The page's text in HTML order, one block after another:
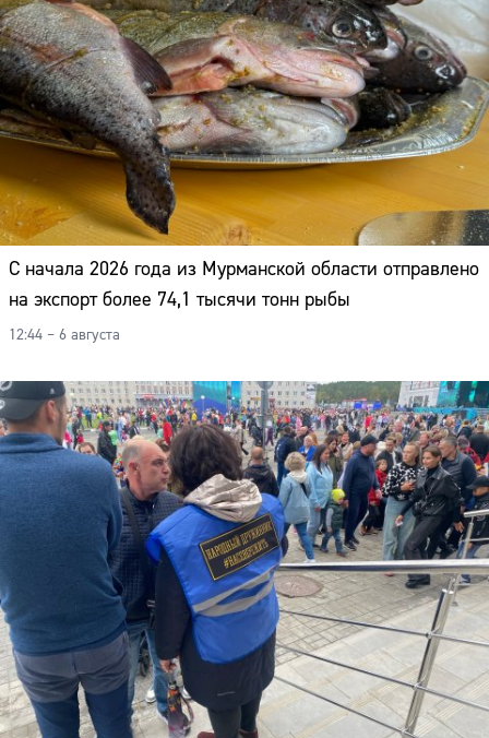
С начала 2026 года из Мурманской области отправлено
на экспорт более 74,1 тысячи тонн рыбы
12:44 – 6 августа
Адрес:
Телефон: